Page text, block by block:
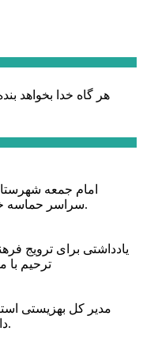
هر گاه خدا بخواهد
امام جمعه
سراسر حماسه خونخواهی و مرگ بر آمریکا و اسرائیل بود.
یادداشتی برای ترویج
ترحیم با
دارای اختلالات بینایی در این استان خبر داد.